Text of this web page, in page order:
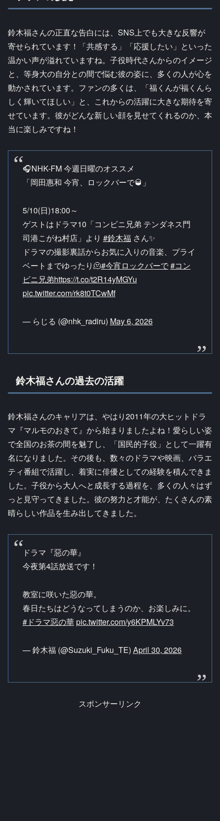
鈴木福さんの正直な告白には、SNS上でも大きな反響が
寄せられています！「共感する」「応援したい」といった
温かい声が溢れていますね。子役時代さんからのイメージ
と、等身大の自分との間で悩む彼の姿に、多くの人が心を
動かされています。ファンの多くは、「福くんが福くんら
しく輝いてほしい」と、これからの活躍に大きな期待を寄
せています。彼がどんな新しい顔を見せてくれるのか、本
当に楽しみですね！
🎧NHK-FM 今週日曜のオススメ
「岡田惠和 今宵、ロックバーで🥃」
5/10(日)18:00～
ゲストはドラマ10「コンビニ兄弟 テンダネス門
司港こがね村店」より #鈴木福さん✨
ドラマの撮影裏話からお気に入りの音楽、プライ
ベートまでゆったり🫠#今宵ロックバーで#コン
ビニ兄弟https://t.co/t2R14yMGYu
pic.twitter.com/rk8t0TCwMf
— らじる (@nhk_radiru) May 6, 2026
鈴木福さんの過去の活躍
鈴木福さんのキャリアは、やはり2011年の大ヒットドラ
マ『マルモのおきて』から始まりましたよね！愛らしい姿
で全国のお茶の間を魅了し、「国民的子役」として一躍有
名になりました。その後も、数々のドラマや映画、バラエ
ティ番組で活躍し、着実に俳優としての経験を積んできま
した。子役から大人へと成長する過程を、多くの人々はず
っと見守ってきました。彼の努力と才能が、たくさんの素
晴らしい作品を生み出してきました。
ドラマ『惡の華』
今夜第4話放送です！
教室に咲いた惡の華。
春日たちはどうなってしまうのか、お楽しみに。
#ドラマ惡の華pic.twitter.com/y6KPMLYv73
— 鈴木福 (@Suzuki_Fuku_TE) April 30, 2026
スポンサーリンク